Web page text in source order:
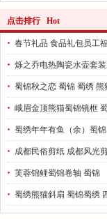
点击排行 Hot
春节礼品 食品礼包员工
烁之乔电热陶瓷水壶套
蜀锦秋之恋 蜀锦 蜀绣 熊
峨眉金顶熊猫蜀锦镜框
蜀绣年年有鱼（余）蜀
成都民俗剪纸 成都风光
芙蓉锦鲤蜀锦卷轴 蜀锦
蜀绣熊猫斜扇 蜀锦蜀绣